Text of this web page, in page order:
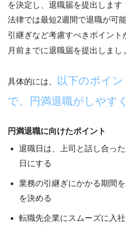
を決定し、退職届を提出します
法律では最短2週間で退職が可
引継ぎなど考慮すべきポイント
月前までに退職届を提出しまし
具体的には、
以下のポイ
で、円満退職がしやす
円満退職に向けたポイント
退職日は、上司と話し合っ
日にする
業務の引継ぎにかかる期間
を決める
転職先企業にスムーズに入